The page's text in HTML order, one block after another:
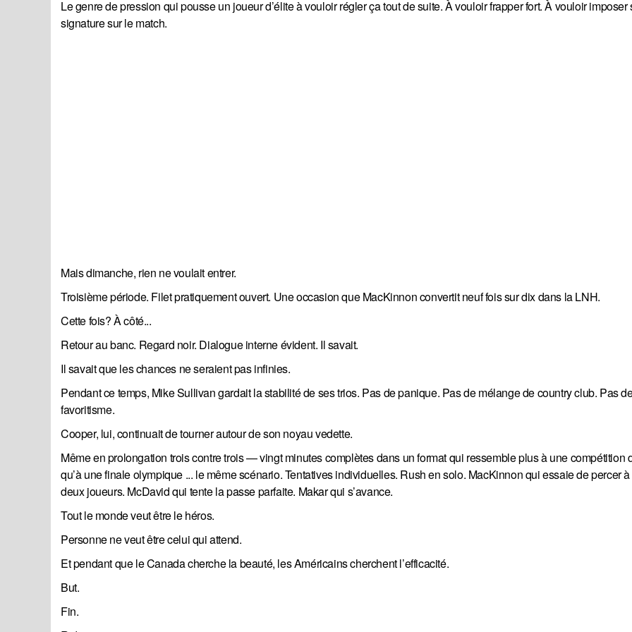
Le genre de pression qui pousse un joueur d’élite à vouloir régler ça tout de suite. À vouloir frapper fort. À vouloir imposer
signature sur le match.
Mais dimanche, rien ne voulait entrer.
Troisième période. Filet pratiquement ouvert. Une occasion que MacKinnon convertit neuf fois sur dix dans la LNH.
Cette fois? À côté...
Retour au banc. Regard noir. Dialogue interne évident. Il savait.
Il savait que les chances ne seraient pas infinies.
Pendant ce temps, Mike Sullivan gardait la stabilité de ses trios. Pas de panique. Pas de mélange de country club. Pas
favoritisme.
Cooper, lui, continuait de tourner autour de son noyau vedette.
Même en prolongation trois contre trois — vingt minutes complètes dans un format qui ressemble plus à une compétition
qu’à une finale olympique ... le même scénario. Tentatives individuelles. Rush en solo. MacKinnon qui essaie de percer
deux joueurs. McDavid qui tente la passe parfaite. Makar qui s’avance.
Tout le monde veut être le héros.
Personne ne veut être celui qui attend.
Et pendant que le Canada cherche la beauté, les Américains cherchent l’efficacité.
But.
Fin.